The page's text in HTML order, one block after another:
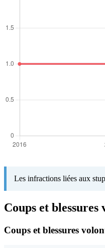
Les infractions liées aux
Coups et blessures
Coups et blessures